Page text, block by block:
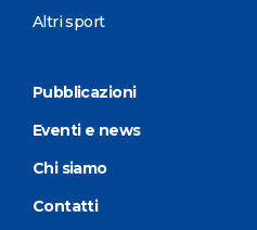
Altri sport
Pubblicazioni
Eventi e news
Chi siamo
Contatti